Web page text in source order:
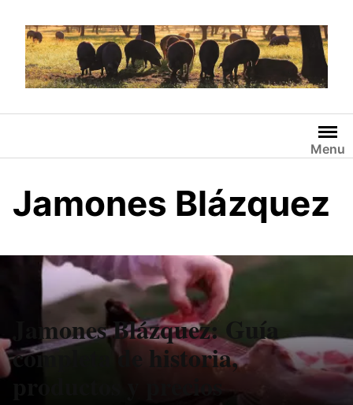
contenido
Menu
Jamones Blázquez
Jamones Blázquez: Guía
completa de historia,
productos y precios